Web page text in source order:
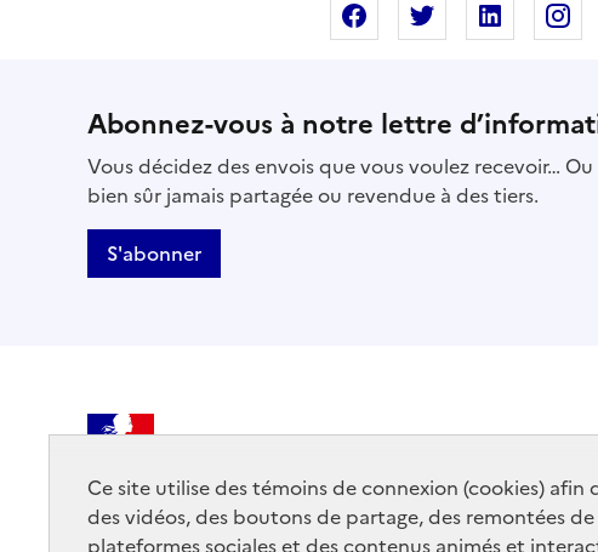
Ce site utilise des témoins de connexion (cookies) afin
des vidéos, des boutons de partage, des remontées
plateformes sociales et des contenus animés et
Partager sur Facebook
Partager sur X
Abonnez-vous à notre lettre
Vous décidez des envois que vous voulez recevoir…
bien sûr jamais partagée ou revendue à des tiers.
S'abonner
DE LA CULTURE